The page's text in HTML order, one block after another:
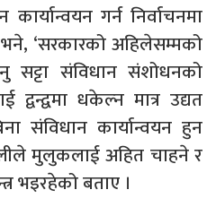
गर्न निर्वाचनमा
‘सरकारको अहिलेसम्मको
सट्टा संविधान संशोधनको
धकेल्न मात्र उद्यत
संविधान कार्यान्वयन हुन
मुलुकलाई अहित चाहने र
भइरहेको बताए ।